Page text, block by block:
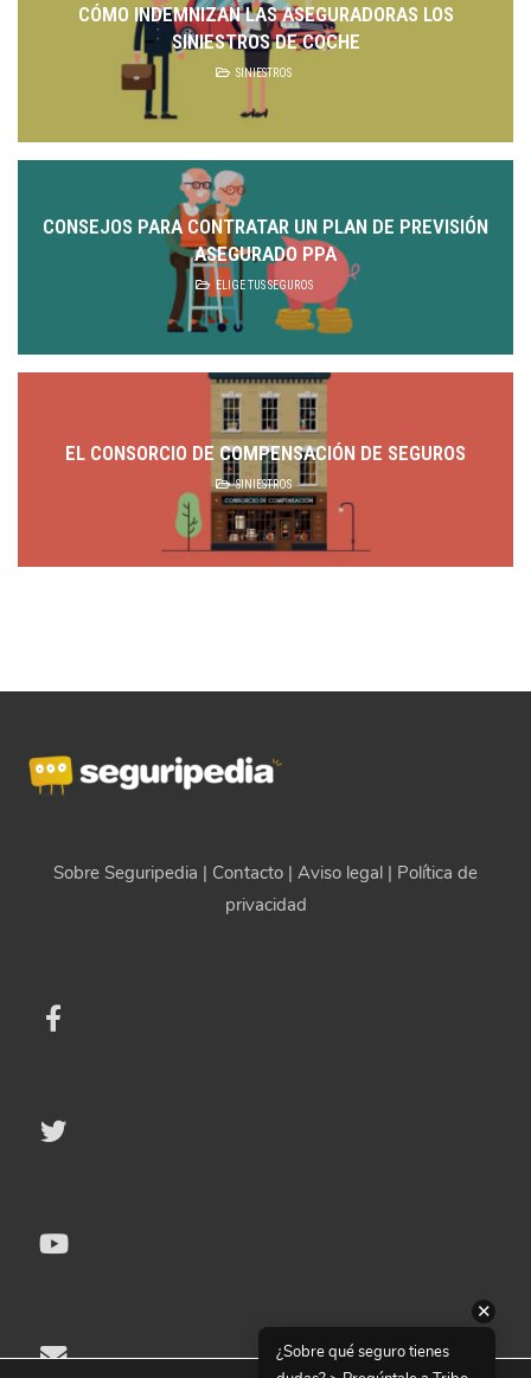
CÓMO INDEMNIZAN LAS ASEGURADORAS LOS
SINIESTROS DE COCHE
SINIESTROS
CONSEJOS PARA CONTRATAR UN PLAN DE PREVISIÓN
ASEGURADO PPA
ELIGE TUS SEGUROS
EL CONSORCIO DE COMPENSACIÓN DE SEGUROS
SINIESTROS
Sobre Seguripedia | Contacto | Aviso legal | Política de
privacidad
✕
¿Sobre qué seguro tienes